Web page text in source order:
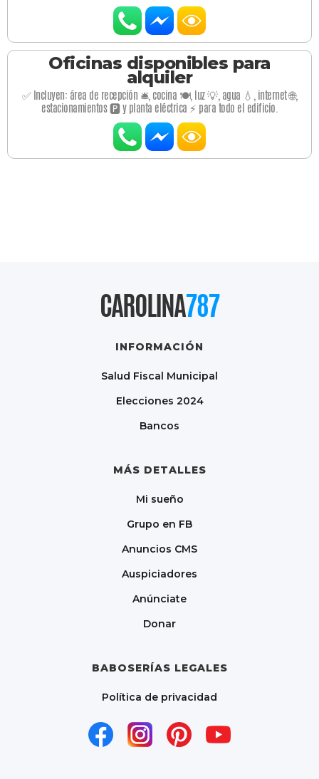
Oficinas disponibles para
alquiler
✅ Incluyen: área de recepción 🛎️, cocina 🍽️, luz 💡, agua 💧, internet 🌐,
estacionamientos 🅿️ y planta eléctrica ⚡ para todo el edificio.
CAROLINA787
INFORMACIÓN
Salud Fiscal Municipal
Elecciones 2024
Bancos
MÁS DETALLES
Mi sueño
Grupo en FB
Anuncios CMS
Auspiciadores
Anúnciate
Donar
BABOSERÍAS LEGALES
Política de privacidad